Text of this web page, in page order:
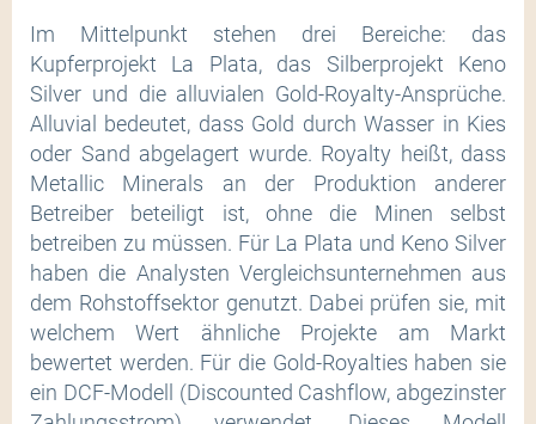
Im Mittelpunkt stehen drei Bereiche: das
Kupferprojekt La Plata, das Silberprojekt Keno
Silver und die alluvialen Gold-Royalty-Ansprüche.
Alluvial bedeutet, dass Gold durch Wasser in Kies
oder Sand abgelagert wurde. Royalty heißt, dass
Metallic Minerals an der Produktion anderer
Betreiber beteiligt ist, ohne die Minen selbst
betreiben zu müssen. Für La Plata und Keno Silver
haben die Analysten Vergleichsunternehmen aus
dem Rohstoffsektor genutzt. Dabei prüfen sie, mit
welchem Wert ähnliche Projekte am Markt
bewertet werden. Für die Gold-Royalties haben sie
ein DCF-Modell (Discounted Cashflow, abgezinster